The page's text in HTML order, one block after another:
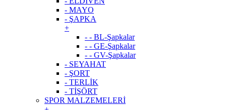
- MAYO
- ŞAPKA
+
- - BL-Şapkalar
- - GE-Şapkalar
- - GV-Şapkalar
- SEYAHAT
- ŞORT
- TERLİK
- TİŞÖRT
SPOR MALZEMELERİ